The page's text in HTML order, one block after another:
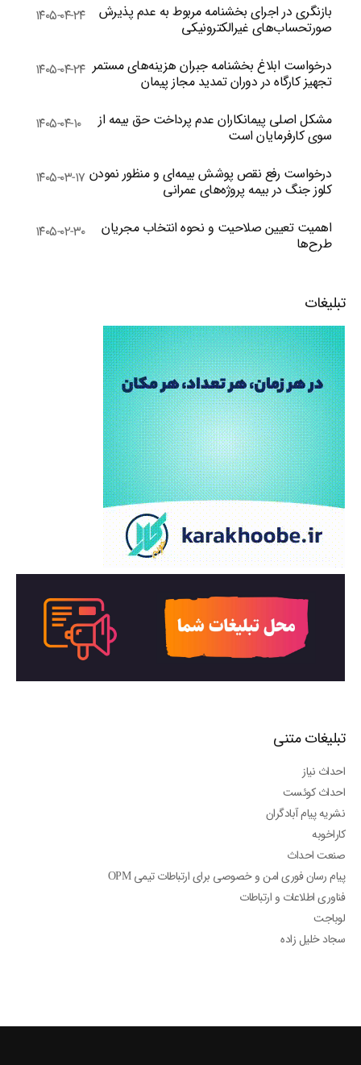
بازنگری در اجرای بخشنامه مربوط به عدم پذیرش
صورتحساب‌های غیرالکترونیکی
۱۴۰۵-۰۴-۲۴
درخواست ابلاغ بخشنامه جبران هزینه‌های مستمر
تجهیز کارگاه در دوران تمدید مجاز پیمان
۱۴۰۵-۰۴-۲۴
مشکل اصلی پیمانکاران عدم پرداخت حق بیمه از
سوی کارفرمایان است
۱۴۰۵-۰۴-۱۰
درخواست رفع نقص پوشش بیمه‌ای و منظور نمودن
کلوز جنگ در بیمه پروژه‌های عمرانی
۱۴۰۵-۰۳-۱۷
اهمیت تعیین صلاحیت و نحوه انتخاب مجریان
طرح‌ها
۱۴۰۵-۰۲-۳۰
تبلیغات
تبلیغات متنی
احداث نیاز
احداث کوئست
نشریه پیام آبادگران
کاراخوبه
صنعت احداث
پیام رسان فوری امن و خصوصی برای ارتباطات تیمی OPM
فناوری اطلاعات و ارتباطات
لوباجت
سجاد خلیل زاده